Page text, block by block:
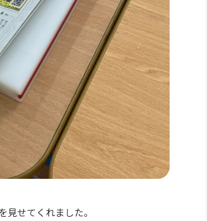
せてくれました。